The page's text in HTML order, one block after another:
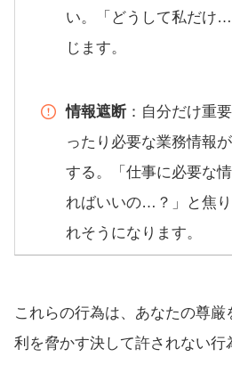
い。「どうして私だけ
じます。
情報遮断：自分だけ重
ったり必要な業務情報
する。「仕事に必要な
ればいいの…？」と焦
れそうになります。
これらの行為は、あなたの尊
利を脅かす決して許されない行